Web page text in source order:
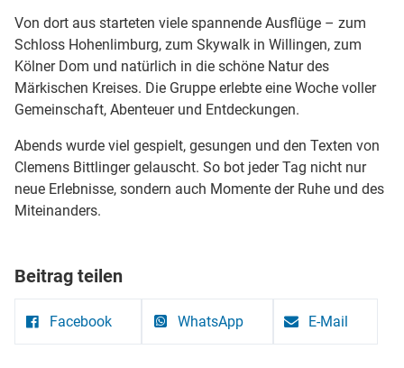
Von dort aus starteten viele spannende Ausflüge – zum
Schloss Hohenlimburg, zum Skywalk in Willingen, zum
Kölner Dom und natürlich in die schöne Natur des
Märkischen Kreises. Die Gruppe erlebte eine Woche voller
Gemeinschaft, Abenteuer und Entdeckungen.
Abends wurde viel gespielt, gesungen und den Texten von
Clemens Bittlinger gelauscht. So bot jeder Tag nicht nur
neue Erlebnisse, sondern auch Momente der Ruhe und des
Miteinanders.
Beitrag teilen
Facebook WhatsApp E-Mail